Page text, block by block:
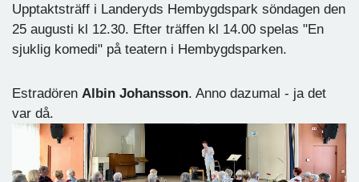
Upptaktsträff i Landeryds Hembygdspark söndagen den
25 augusti kl 12.30. Efter träffen kl 14.00 spelas "En
sjuklig komedi" på teatern i Hembygdsparken.
Estradören Albin Johansson. Anno dazumal - ja det
var då.